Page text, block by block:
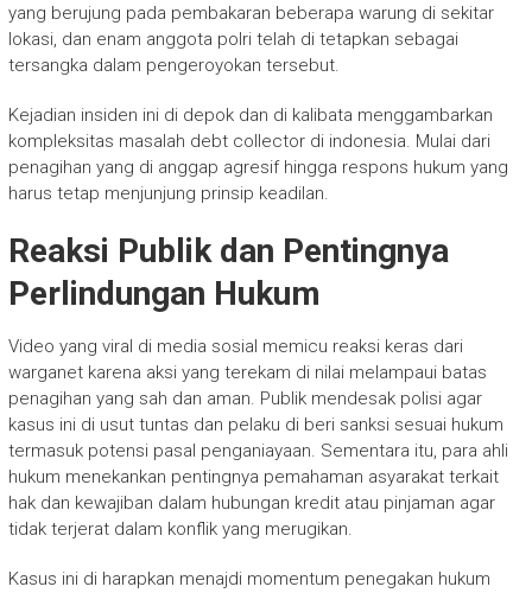
yang berujung pada pembakaran beberapa warung di sekitar
lokasi, dan enam anggota polri telah di tetapkan sebagai
tersangka dalam pengeroyokan tersebut.
Kejadian insiden ini di depok dan di kalibata menggambarkan
kompleksitas masalah debt collector di indonesia. Mulai dari
penagihan yang di anggap agresif hingga respons hukum yang
harus tetap menjunjung prinsip keadilan.
Reaksi Publik dan Pentingnya
Perlindungan Hukum
Video yang viral di media sosial memicu reaksi keras dari
warganet karena aksi yang terekam di nilai melampaui batas
penagihan yang sah dan aman. Publik mendesak polisi agar
kasus ini di usut tuntas dan pelaku di beri sanksi sesuai hukum
termasuk potensi pasal penganiayaan. Sementara itu, para ahli
hukum menekankan pentingnya pemahaman asyarakat terkait
hak dan kewajiban dalam hubungan kredit atau pinjaman agar
tidak terjerat dalam konflik yang merugikan.
Kasus ini di harapkan menajdi momentum penegakan hukum